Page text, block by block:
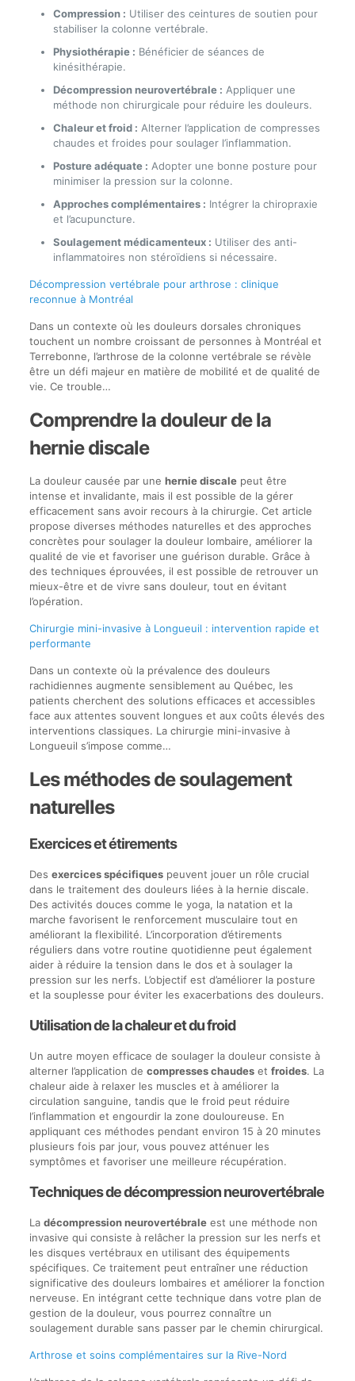
Compression : Utiliser des ceintures de soutien pour
stabiliser la colonne vertébrale.
Physiothérapie : Bénéficier de séances de
kinésithérapie.
Décompression neurovertébrale : Appliquer une
méthode non chirurgicale pour réduire les douleurs.
Chaleur et froid : Alterner l’application de compresses
chaudes et froides pour soulager l’inflammation.
Posture adéquate : Adopter une bonne posture pour
minimiser la pression sur la colonne.
Approches complémentaires : Intégrer la chiropraxie
et l’acupuncture.
Soulagement médicamenteux : Utiliser des anti-
inflammatoires non stéroïdiens si nécessaire.
Décompression vertébrale pour arthrose : clinique
reconnue à Montréal
Dans un contexte où les douleurs dorsales chroniques
touchent un nombre croissant de personnes à Montréal et
Terrebonne, l’arthrose de la colonne vertébrale se révèle
être un défi majeur en matière de mobilité et de qualité de
vie. Ce trouble…
Comprendre la douleur de la
hernie discale
La douleur causée par une hernie discalepeut être
intense et invalidante, mais il est possible de la gérer
efficacement sans avoir recours à la chirurgie. Cet article
propose diverses méthodes naturelles et des approches
concrètes pour soulager la douleur lombaire, améliorer la
qualité de vie et favoriser une guérison durable. Grâce à
des techniques éprouvées, il est possible de retrouver un
mieux-être et de vivre sans douleur, tout en évitant
l’opération.
Chirurgie mini-invasive à Longueuil : intervention rapide et
performante
Dans un contexte où la prévalence des douleurs
rachidiennes augmente sensiblement au Québec, les
patients cherchent des solutions efficaces et accessibles
face aux attentes souvent longues et aux coûts élevés des
interventions classiques. La chirurgie mini-invasive à
Longueuil s’impose comme…
Les méthodes de soulagement
naturelles
Exercices et étirements
Des exercices spécifiquespeuvent jouer un rôle crucial
dans le traitement des douleurs liées à la hernie discale.
Des activités douces comme le yoga, la natation et la
marche favorisent le renforcement musculaire tout en
améliorant la flexibilité. L’incorporation d’étirements
réguliers dans votre routine quotidienne peut également
aider à réduire la tension dans le dos et à soulager la
pression sur les nerfs. L’objectif est d’améliorer la posture
et la souplesse pour éviter les exacerbations des douleurs.
Utilisation de la chaleur et du froid
Un autre moyen efficace de soulager la douleur consiste à
alterner l’application de compresses chaudeset froides. La
chaleur aide à relaxer les muscles et à améliorer la
circulation sanguine, tandis que le froid peut réduire
l’inflammation et engourdir la zone douloureuse. En
appliquant ces méthodes pendant environ 15 à 20 minutes
plusieurs fois par jour, vous pouvez atténuer les
symptômes et favoriser une meilleure récupération.
Techniques de décompression neurovertébrale
La décompression neurovertébraleest une méthode non
invasive qui consiste à relâcher la pression sur les nerfs et
les disques vertébraux en utilisant des équipements
spécifiques. Ce traitement peut entraîner une réduction
significative des douleurs lombaires et améliorer la fonction
nerveuse. En intégrant cette technique dans votre plan de
gestion de la douleur, vous pourrez connaître un
soulagement durable sans passer par le chemin chirurgical.
Arthrose et soins complémentaires sur la Rive-Nord